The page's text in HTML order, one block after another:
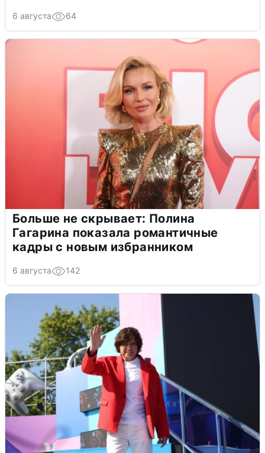
6 августа 64
Больше не скрывает: Полина
Гагарина показала романтичные
кадры с новым избранником
6 августа 142